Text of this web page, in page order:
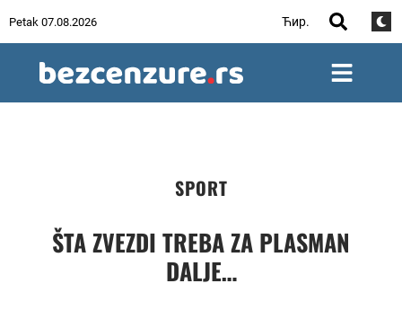
Petak 07.08.2026 Ћир.
SPORT
ŠTA ZVEZDI TREBA ZA PLASMAN
DALJE…